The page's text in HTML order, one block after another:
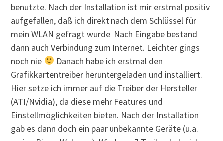
benutzte. Nach der Installation ist mir erstmal positiv
aufgefallen, daß ich direkt nach dem Schlüssel für
mein WLAN gefragt wurde. Nach Eingabe bestand
dann auch Verbindung zum Internet. Leichter gings
noch nie
Danach habe ich erstmal den
Grafikkartentreiber heruntergeladen und installiert.
Hier setze ich immer auf die Treiber der Hersteller
(ATI/Nvidia), da diese mehr Features und
Einstellmöglichkeiten bieten. Nach der Installation
gab es dann doch ein paar unbekannte Geräte (u.a.